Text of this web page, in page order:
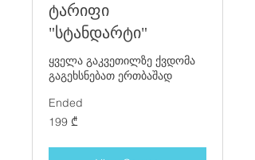
ტარიფი
"სტანდარტი"
ყველა გაკვეთილზე ქვდომა
გაგეხსნებათ ერთბაშად
Ended
199
ქართული
199 ₾